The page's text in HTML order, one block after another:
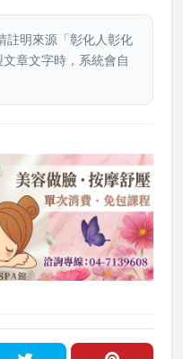
註明來源「彰化人彰化
文章文字時，系統會自